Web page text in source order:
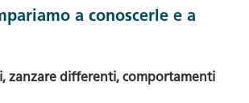
a conoscerle e a
zanzare differenti, comportamenti